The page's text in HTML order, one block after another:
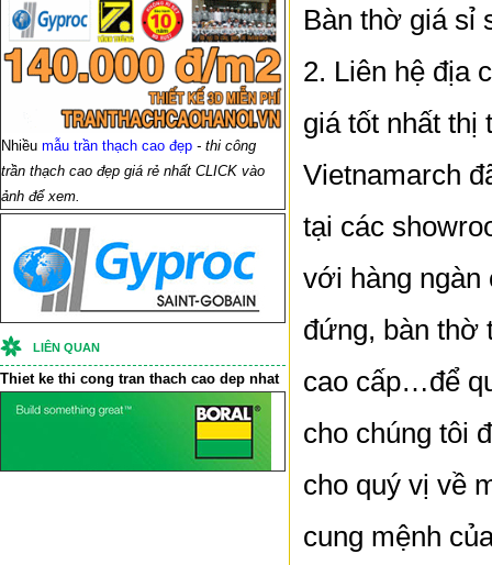
Nhiều mẫu trần thạch cao đẹp - thi công
trần thạch cao đẹp giá rẻ nhất CLICK vào
ảnh để xem.
LIÊN QUAN
Thiet ke thi cong tran thach cao dep nhat
Bàn thờ giá sỉ
2. Liên hệ địa
giá tốt nhất thị
Vietnamarch
tại các
với hàng ngàn
đứng, bàn thờ
cao cấp…để
cho chúng tôi
cho quý vị về
cung mệnh